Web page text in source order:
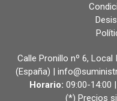
Calle Pronillo nº 6, Local
(España) |
Horario: 09:00-14:00 |
(*) Precios